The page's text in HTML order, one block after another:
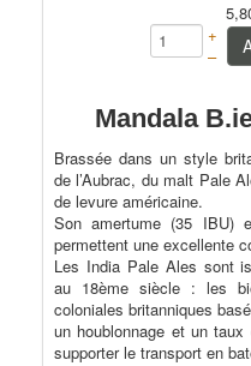
+
–
Mandala
Brassée dans un style
de l’Aubrac, du malt Pale
de levure américaine.
Son amertume (35 IBU)
permettent une excellente
Les India Pale Ales sont
au 18ème siècle : les
coloniales britanniques
un houblonnage et un taux
supporter le transport en